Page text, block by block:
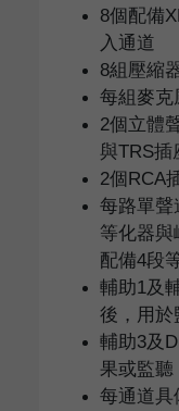
8個配備
入通道
8組壓縮
每組麥克
2個立體
與TRS插
2個RCA
每路單聲
等化器與
配備4段
輔助1及
後，用於
輔助3及
果或監聽
每通道具